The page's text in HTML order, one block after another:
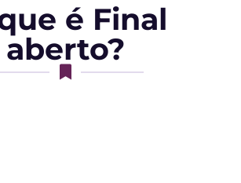
é Final
aberto?